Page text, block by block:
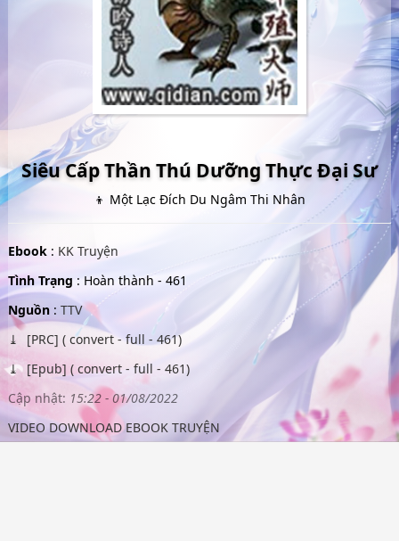
Siêu Cấp Thần Thú Dưỡng Thực Đại Sư
👦 Một Lạc Đích Du Ngâm Thi Nhân
Ebook : KK Truyện
Tình Trạng : Hoàn thành - 461
Nguồn: TTV
[PRC] ( convert - full - 461)
[Epub] ( convert - full - 461)
Cập nhật: 15:22 - 01/08/2022
VIDEO DOWNLOAD EBOOK TRUYỆN